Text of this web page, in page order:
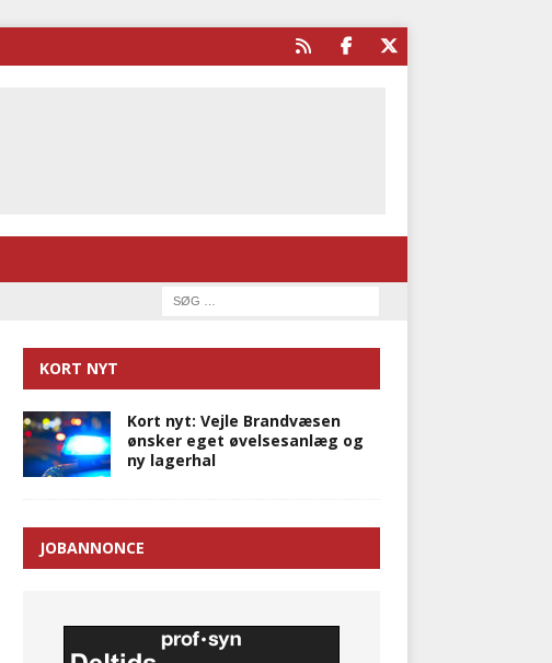
KORT NYT
Kort nyt: Vejle Brandvæsen
ønsker eget øvelsesanlæg og
ny lagerhal
JOBANNONCE